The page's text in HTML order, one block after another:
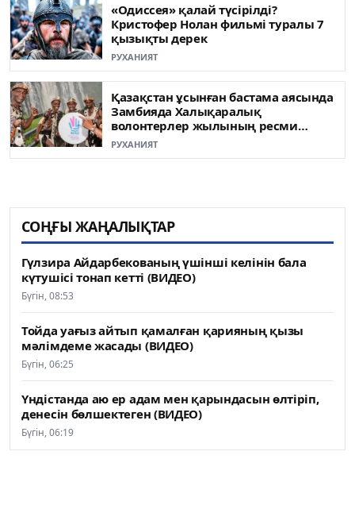
«Одиссея» қалай түсірілді?
Кристофер Нолан фильмі туралы 7
қызықты дерек
РУХАНИЯТ
Қазақстан ұсынған бастама аясында
Замбияда Халықаралық
волонтерлер жылының ресми
ашылуы өтті
РУХАНИЯТ
СОҢҒЫ ЖАҢАЛЫҚТАР
Гүлзира Айдарбекованың үшінші келінін бала
күтушісі тонап кетті (ВИДЕО)
Бүгін, 08:53
Тойда уағыз айтып қамалған қарияның қызы
мәлімдеме жасады (ВИДЕО)
Бүгін, 06:25
Үндістанда аю ер адам мен қарындасын өлтіріп,
денесін бөлшектеген (ВИДЕО)
Бүгін, 06:19